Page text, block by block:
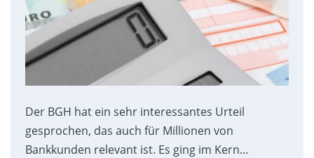
Der BGH hat ein sehr interessantes Urteil
gesprochen, das auch für Millionen von
Bankkunden relevant ist. Es ging im Kern…